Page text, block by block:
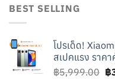
BEST SELLING
โปรเด็ด!
สเปคแรง ราค
฿5,999.00 ฿